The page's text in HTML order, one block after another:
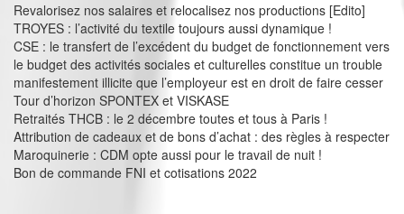
Revalorisez nos salaires et relocalisez nos productions [Edito]
TROYES : l’activité du textile toujours aussi dynamique !
CSE : le transfert de l’excédent du budget de fonctionnement vers
le budget des activités sociales et culturelles constitue un trouble
manifestement illicite que l’employeur est en droit de faire cesser
Tour d’horizon SPONTEX et VISKASE
Retraités THCB : le 2 décembre toutes et tous à Paris !
Attribution de cadeaux et de bons d’achat : des règles à respecter
Maroquinerie : CDM opte aussi pour le travail de nuit !
Bon de commande FNI et cotisations 2022